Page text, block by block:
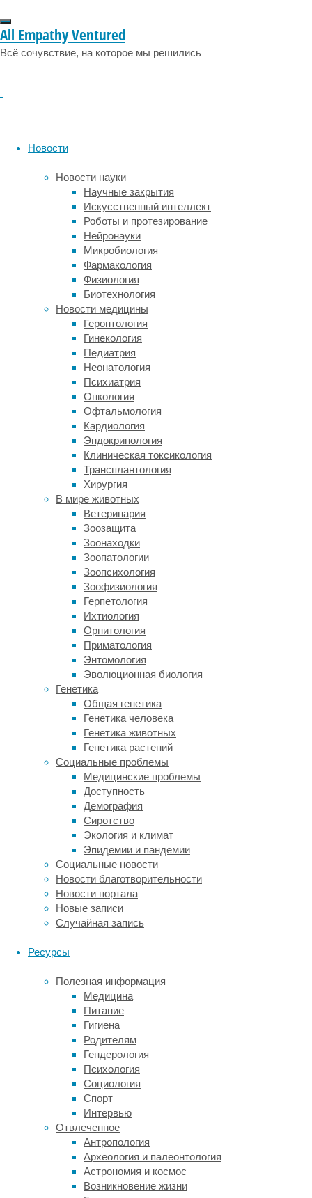
All Empathy Ventured
Всё сочувствие, на которое мы решились
Новости
Новости науки
Научные закрытия
Искусственный интеллект
Роботы и протезирование
Нейронауки
Микробиология
Фармакология
Физиология
Биотехнология
Новости медицины
Геронтология
Гинекология
Педиатрия
Неонатология
Психиатрия
Онкология
Офтальмология
Кардиология
Эндокринология
Клиническая токсикология
Трансплантология
Хирургия
В мире животных
Ветеринария
Зоозащита
Зоонаходки
Зоопатологии
Зоопсихология
Зоофизиология
Герпетология
Ихтиология
Орнитология
Приматология
Энтомология
Эволюционная биология
Генетика
Общая генетика
Генетика человека
Генетика животных
Генетика растений
Социальные проблемы
Медицинские проблемы
Доступность
Демография
Сиротство
Экология и климат
Эпидемии и пандемии
Социальные новости
Новости благотворительности
Новости портала
Новые записи
Случайная запись
Ресурсы
Полезная информация
Медицина
Питание
Гигиена
Родителям
Гендерология
Психология
Социология
Спорт
Интервью
Отвлеченное
Антропология
Археология и палеонтология
Астрономия и космос
Возникновение жизни
Уильям
Рейес
Джексона
Техасском
университет
Остине,
который
возглавил
исследование
идентификации
экспоната.
Палеонтологам
нередко
приходится
работать
фрагментами
окаменелых
скелетов,
но
техасским
ученым
повезло
больше.
Им
достался
малоповрежденный
на
70
процентов
полный
карапакс
этозавра
—
своего
рода
щит,
прикрывавший
спину
основные
части
тела
древнего
ящера.
«Обычно
найденный
материал
очень
Но
нас
есть
элементы,
начиная
от
задней
части
шеи
плечевой
области
до
самого
кончика
хвоста»,